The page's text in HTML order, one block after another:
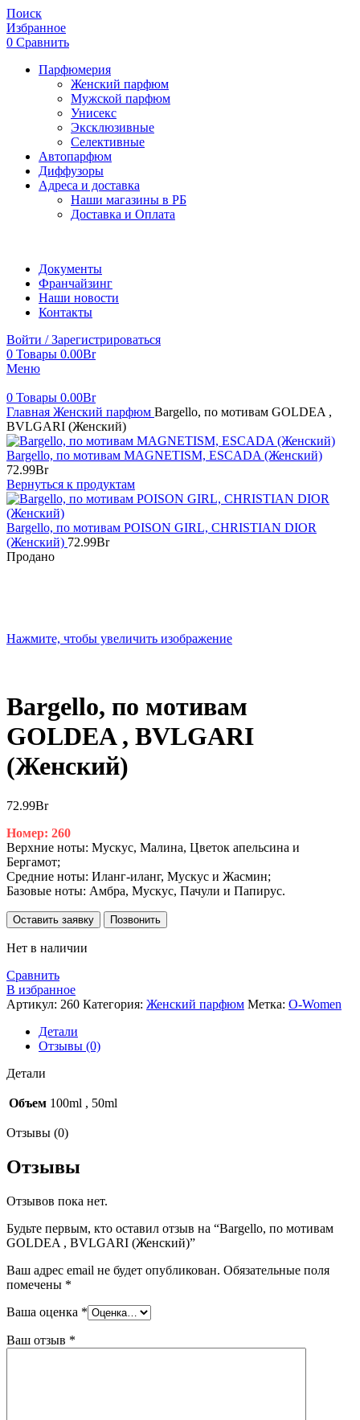
Поиск
Избранное
0 Сравнить
Парфюмерия
Женский парфюм
Мужской парфюм
Унисекс
Эксклюзивные
Селективные
Автопарфюм
Диффузоры
Адреса и доставка
Наши магазины в РБ
Доставка и Оплата
Документы
Франчайзинг
Наши новости
Контакты
Войти / Зарегистрироваться
0 Товары 0.00Br
Меню
0 Товары 0.00Br
Главная Женский парфюм Bargello, по мотивам GOLDEA ,
BVLGARI (Женский)
Bargello, по мотивам MAGNETISM, ESCADA (Женский)
72.99Br
Вернуться к продуктам
Bargello, по мотивам POISON GIRL, CHRISTIAN DIOR
(Женский) 72.99Br
Продано
Нажмите, чтобы увеличить изображение
Bargello, по мотивам
GOLDEA , BVLGARI
(Женский)
72.99Br
Номер: 260
Верхние ноты: Мускус, Малина, Цветок апельсина и
Бергамот;
Средние ноты: Иланг-иланг, Мускус и Жасмин;
Базовые ноты: Амбра, Мускус, Пачули и Папирус.
Оставить заявку Позвонить
Нет в наличии
Сравнить
В избранное
Артикул: 260 Категория: Женский парфюм Метка: O-Women
Детали
Отзывы (0)
Детали
Объем 100ml , 50ml
Отзывы (0)
Отзывы
Отзывов пока нет.
Будьте первым, кто оставил отзыв на “Bargello, по мотивам
GOLDEA , BVLGARI (Женский)”
Ваш адрес email не будет опубликован. Обязательные поля
помечены *
Ваша оценка *
Ваш отзыв *